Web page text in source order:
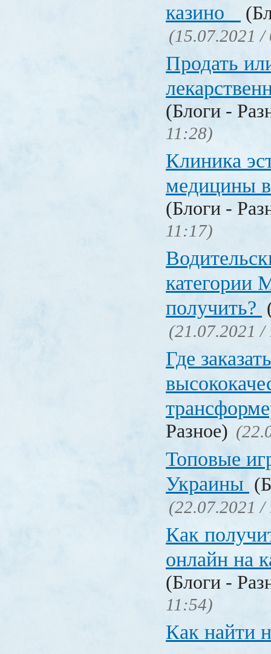
казино
(15.07.2021 /
Продать
(Блоги -
11:28)
Клиника
медицины
(Блоги -
11:17)
категории
получить?
(21.07.2021 /
Где заказать
Разное)
Топовые
Украины
(22.07.2021 /
Как
онлайн на
(Блоги -
11:54)
Как найти